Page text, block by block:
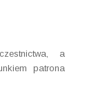
a
patrona